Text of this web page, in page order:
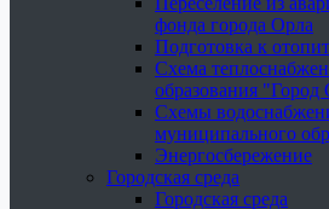
фонда города Орла
Подготовка к
Схема
образования "Город
Схемы
муниципального
Энергосбережение
Городская среда
Городская среда